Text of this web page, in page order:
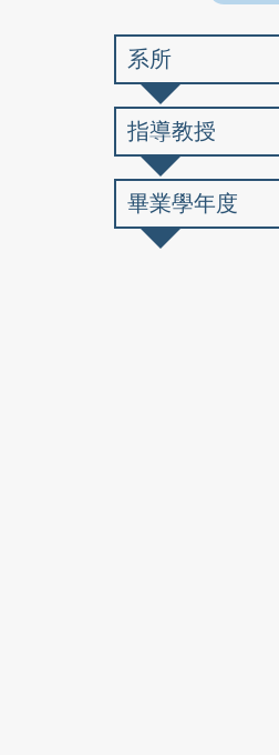
系所
指導教授
畢業學年度